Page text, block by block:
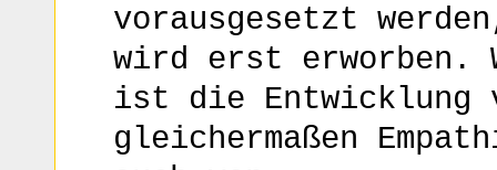
vorausgesetzt
wird erst erworben.
ist die Entwicklung
gleichermaßen